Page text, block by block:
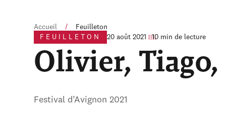
Accueil /
Feuilleton
FEUILLETON
20 août 2021 10 min de lecture
Olivier,
Festival d’Avignon 2021